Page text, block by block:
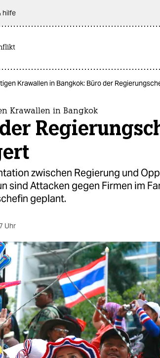
hilfe
Krawallen in Bangkok: Büro der
Krawallen in Bangkok
zwischen Regierung und
sind Attacken gegen Firmen im
geplant.
Uhr